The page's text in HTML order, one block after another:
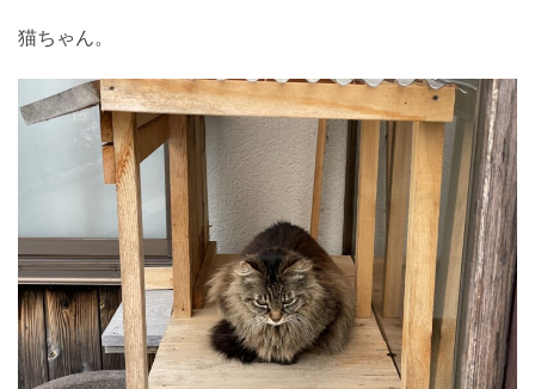
猫ちゃん。